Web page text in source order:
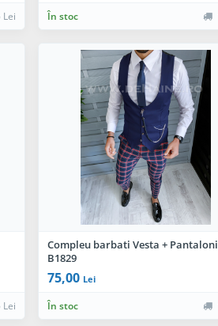
Lei În stoc
Lei
Compleu barbati Vesta + Pantaloni
B1829
75,00 Lei
În stoc